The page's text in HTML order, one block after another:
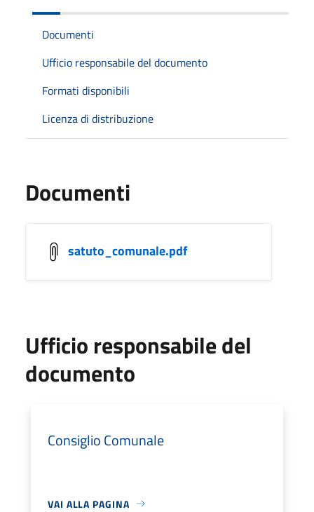
Documenti
Ufficio responsabile del documento
Formati disponibili
Licenza di distribuzione
Documenti
satuto_comunale.pdf
Ufficio responsabile del
documento
Consiglio Comunale
VAI ALLA PAGINA